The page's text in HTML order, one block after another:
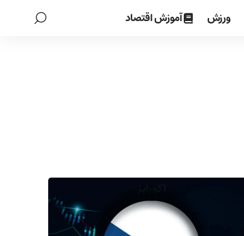
ورزش آموزش اقتصاد